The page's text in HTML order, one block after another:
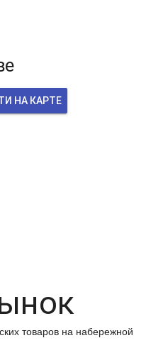
НА КАРТЕ
товаров на набережной